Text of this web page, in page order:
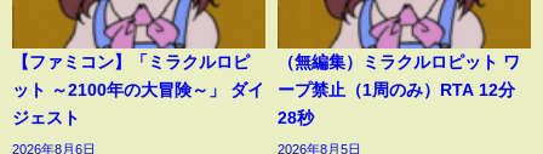
【ファミコン】「ミラクルロピ
ット ～2100年の大冒険～」 ダイ
ジェスト
2026年8月6日
（無編集）ミラクルロピット ワ
ープ禁止（1周のみ）RTA 12分
28秒
2026年8月5日